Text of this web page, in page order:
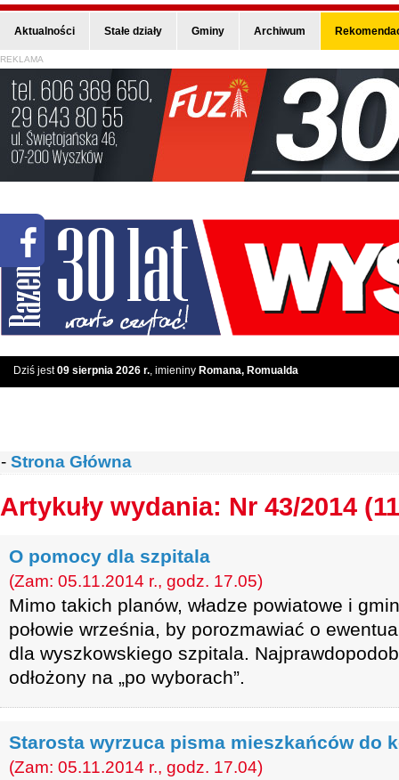
Aktualności Stałe działy Gminy Archiwum
REKLAMA
Dziś jest09 sierpnia 2026 r., imieniny Romana, Romualda
- Strona Główna
Artykuły wydania: Nr 43/2014
O pomocy dla szpitala
(Zam: 05.11.2014 r., godz. 17.05)
Mimo takich planów, władze powiatowe i
połowie września, by porozmawiać o
dla wyszkowskiego szpitala.
odłożony na „po wyborach”.
Starosta wyrzuca pisma mieszkańców do
(Zam: 05.11.2014 r., godz. 17.04)